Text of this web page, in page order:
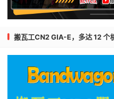
搬瓦工CN2 GIA-E，多达 12 个